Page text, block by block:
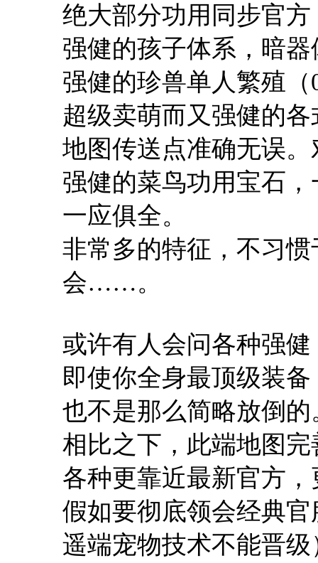
绝大部分功用同步官
强健的孩子体系，暗
强健的珍兽单人繁殖
超级卖萌而又强健的
地图传送点准确无误
强健的菜鸟功用宝石
一应俱全。
非常多的特征，不习
会……。
或许有人会问各种强
即使你全身最顶级装
也不是那么简略放倒的
相比之下，此端地图
各种更靠近最新官方
假如要彻底领会经典
遥端宠物技术不能晋级